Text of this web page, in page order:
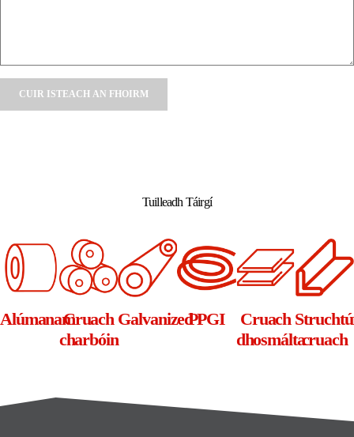
Tuilleadh Táirgí
AlúmanamCruach
charbóin
GalvanizedPPGI
Cruach
dhosmáltacruach